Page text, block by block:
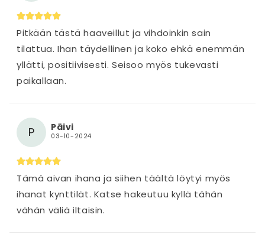
Pitkään tästä haaveillut ja vihdoinkin sain
tilattua. Ihan täydellinen ja koko ehkä enemmän
yllätti, positiivisesti. Seisoo myös tukevasti
paikallaan.
P Päivi
03-10-2024
Tämä aivan ihana ja siihen täältä löytyi myös
ihanat kynttilät. Katse hakeutuu kyllä tähän
vähän väliä iltaisin.